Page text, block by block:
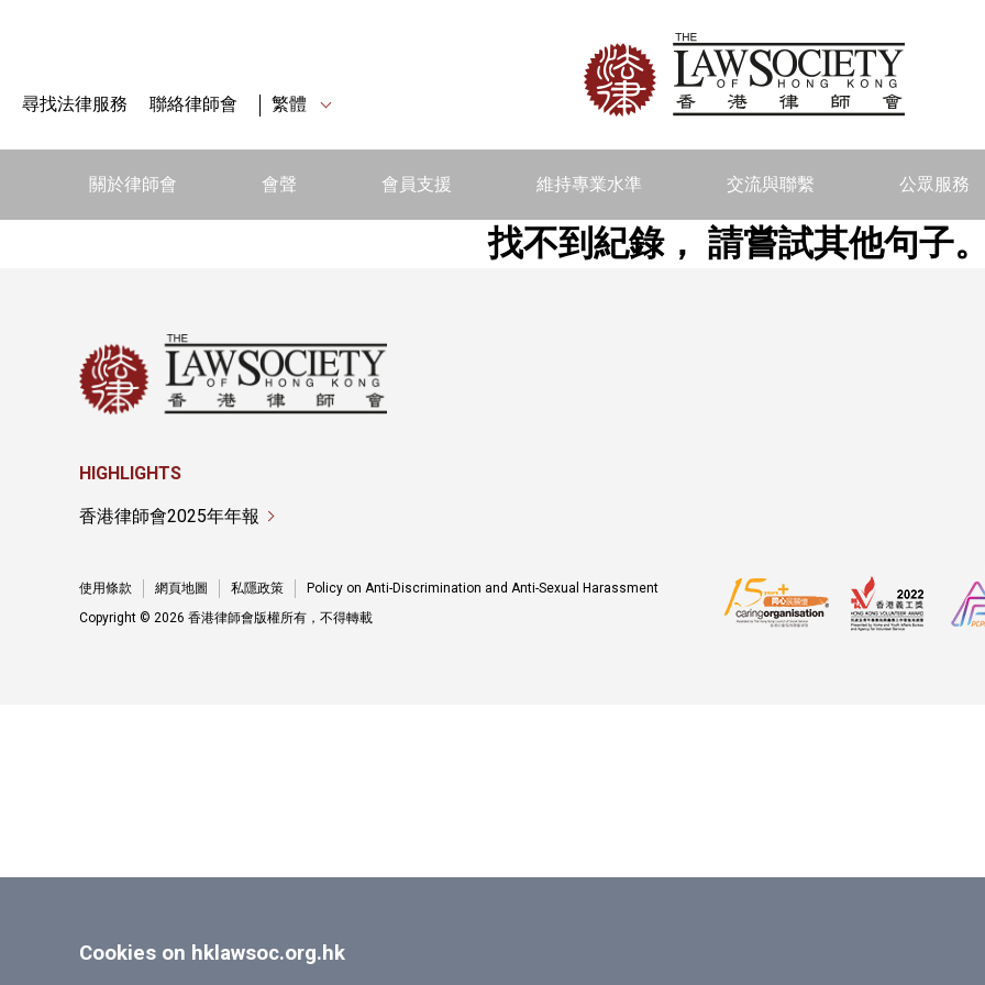
尋找法律服務 聯絡律師會 繁體
關於律師會 會聲 會員支援 維持專業水準 交流與聯繫 公眾服務
找不到紀錄， 請嘗試其他句子
Cookies on hklawsoc.org.hk
HIGHLIGHTS
香港律師會2025年年報
使用條款 網頁地圖 私隱政策
Policy on Anti-Discrimination and Anti-Sexual Harassment
Copyright © 2026 香港律師會版權所有，不得轉載